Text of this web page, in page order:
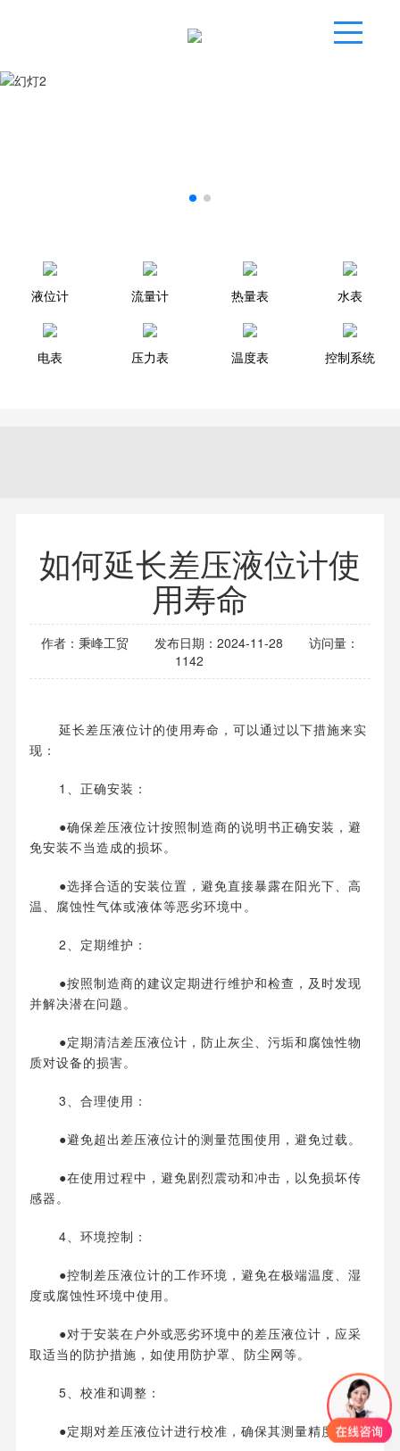
液位计 流量计 热量表 水表
电表 压力表 温度表 控制系统
如何延长差压液位计使
用寿命
作者：秉峰工贸 发布日期：2024-11-28
访问量：
1142
延长差压液位计的使用寿命，可以通过以下措施来实
现：
1、正确安装：
●确保差压液位计按照制造商的说明书正确安装，避
免安装不当造成的损坏。
●选择合适的安装位置，避免直接暴露在阳光下、高
温、腐蚀性气体或液体等恶劣环境中。
2、定期维护：
●按照制造商的建议定期进行维护和检查，及时发现
并解决潜在问题。
●定期清洁差压液位计，防止灰尘、污垢和腐蚀性物
质对设备的损害。
3、合理使用：
●避免超出差压液位计的测量范围使用，避免过载。
●在使用过程中，避免剧烈震动和冲击，以免损坏传
感器。
4、环境控制：
●控制差压液位计的工作环境，避免在极端温度、湿
度或腐蚀性环境中使用。
●对于安装在户外或恶劣环境中的差压液位计，应采
取适当的防护措施，如使用防护罩、防尘网等。
5、校准和调整：
●定期对差压液位计进行校准，确保其测量精度。